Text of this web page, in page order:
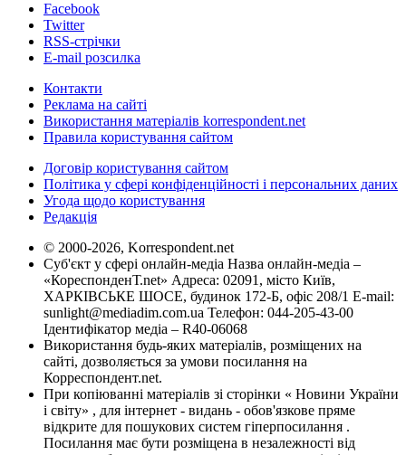
Facebook
Twitter
RSS-стрічки
E-mail розсилка
Контакти
Реклама на сайті
Використання матеріалів korrespondent.net
Правила користування сайтом
Договір користування сайтом
Політика у сфері конфіденційності і персональних даних
Угода щодо користування
Редакція
© 2000-2026, Korrespondent.net
Суб'єкт у сфері онлайн-медіа Назва онлайн-медіа –
«КореспонденТ.net» Адреса: 02091, місто Київ,
ХАРКІВСЬКЕ ШОСЕ, будинок 172-Б, офіс 208/1 E-mail:
sunlight@mediadim.com.ua Телефон: 044-205-43-00
Ідентифікатор медіа – R40-06068
Використання будь-яких матеріалів, розміщених на
сайті, дозволяється за умови посилання на
Корреспондент.net.
При копіюванні матеріалів зі сторінки « Новини України
і світу» , для інтернет - видань - обов'язкове пряме
відкрите для пошукових систем гіперпосилання .
Посилання має бути розміщена в незалежності від